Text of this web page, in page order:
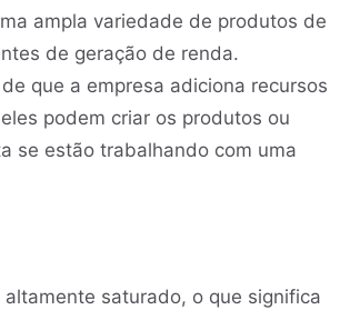
ampla variedade de produtos de
de geração de renda.
que a empresa adiciona recursos
podem criar os produtos ou
se estão trabalhando com uma
saturado, o que significa